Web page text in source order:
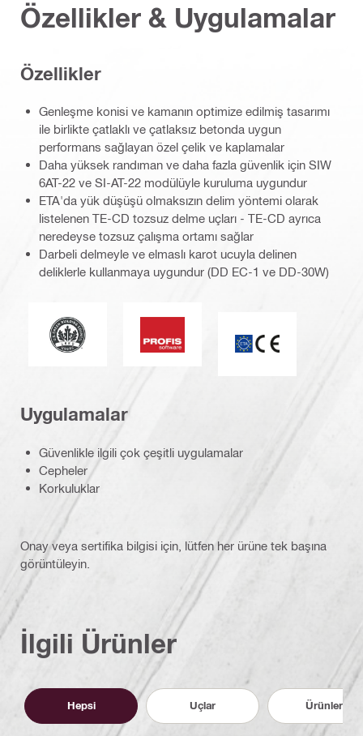
Özellikler & Uygulamalar
Özellikler
Genleşme konisi ve kamanın optimize edilmiş tasarımı
ile birlikte çatlaklı ve çatlaksız betonda uygun
performans sağlayan özel çelik ve kaplamalar
Daha yüksek randıman ve daha fazla güvenlik için SIW
6AT-22 ve SI-AT-22 modülüyle kuruluma uygundur
ETA'da yük düşüşü olmaksızın delim yöntemi olarak
listelenen TE-CD tozsuz delme uçları - TE-CD ayrıca
neredeyse tozsuz çalışma ortamı sağlar
Darbeli delmeyle ve elmaslı karot ucuyla delinen
deliklerle kullanmaya uygundur (DD EC-1 ve DD-30W)
Leadership in Energy and Environmental Design
PROFIS Yazılımı
Uygulamalar
Güvenlikle ilgili çok çeşitli uygulamalar
Cepheler
Korkuluklar
Onay veya sertifika bilgisi için, lütfen her ürüne tek başına
görüntüleyin.
İlgili Ürünler
Hepsi Uçlar Ürünler